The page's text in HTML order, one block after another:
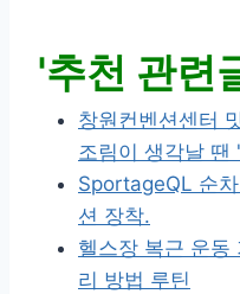
'추천 관련
창원컨벤션센터
조림이 생각날 땐
SportageQL 순
션 장착.
헬스장 복근 운동
리 방법 루틴